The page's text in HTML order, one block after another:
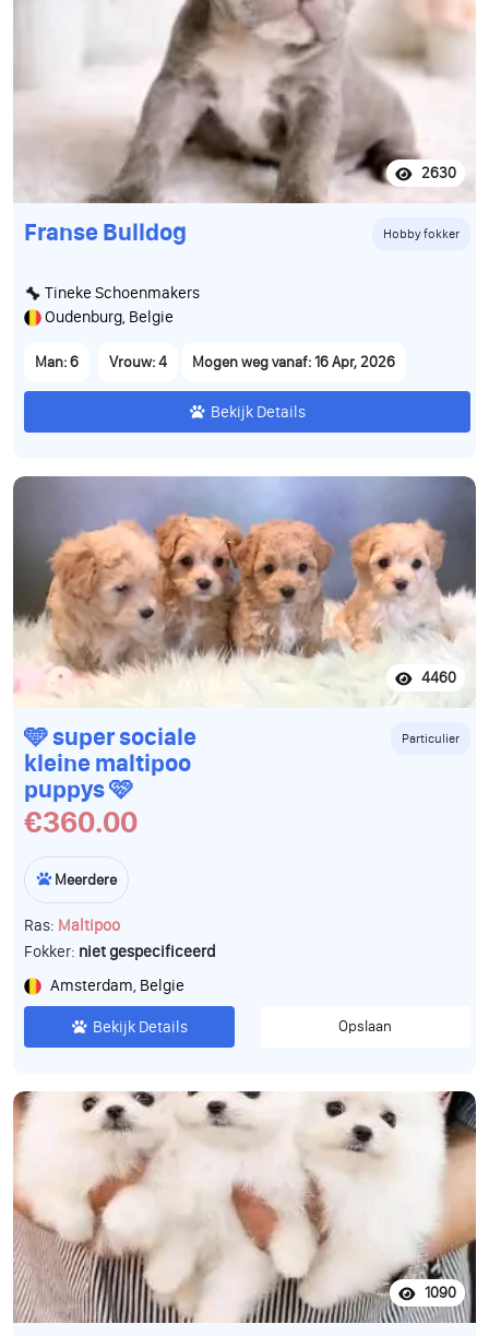
2630
Franse Bulldog Hobby fokker
Tineke Schoenmakers
Oudenburg, Belgie
Man: 6 Vrouw: 4 Mogen weg vanaf: 16 Apr, 2026
Bekijk Details
4460
🩵 super sociale
kleine maltipoo
puppys 🩷
Particulier
€360.00
Meerdere
Ras: Maltipoo
Fokker: niet gespecificeerd
Amsterdam, Belgie
Bekijk Details Opslaan
1090